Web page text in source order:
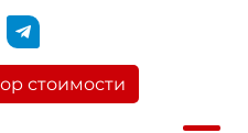
стоимости